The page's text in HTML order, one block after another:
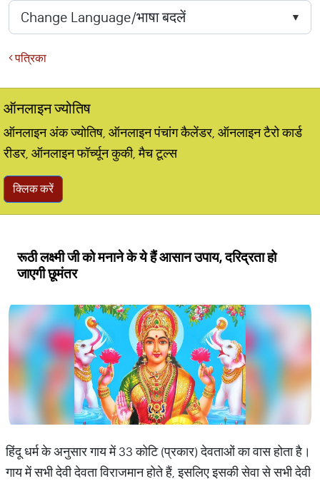
पत्रिका
ऑनलाइन ज्योतिष
ऑनलाइन अंक ज्योतिष, ऑनलाइन पंचांग कैलेंडर, ऑनलाइन टैरो कार्ड
रीडर, ऑनलाइन फॉर्च्यून कुकी, मैच टूल्स
क्लिक करें
रूठी लक्ष्मी जी को मनाने के ये हैं आसान उपाय, दरिद्रता हो
जाएगी छूमंतर
हिंदू धर्म के अनुसार गाय में 33 कोटि (प्रकार) देवताओं का वास होता है।
गाय में सभी देवी देवता विराजमान होते हैं, इसलिए इसकी सेवा से सभी देवी